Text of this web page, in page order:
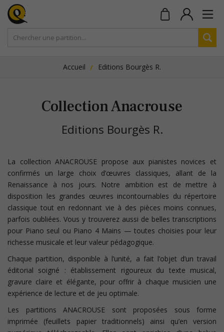
Accueil Editions Bourgès R.
Collection Anacrouse
Editions Bourgès R.
La collection ANACROUSE propose aux pianistes novices et
confirmés un large choix d’œuvres classiques, allant de la
Renaissance à nos jours. Notre ambition est de mettre à
disposition les grandes œuvres incontournables du répertoire
classique tout en redonnant vie à des pièces moins connues,
parfois oubliées. Vous y trouverez aussi de belles transcriptions
pour Piano seul ou Piano 4 Mains — toutes choisies pour leur
richesse musicale et leur valeur pédagogique.
Chaque partition, disponible à l’unité, a fait l’objet d’un travail
éditorial soigné : établissement rigoureux du texte musical,
gravure claire et élégante, pour offrir à chaque musicien une
expérience de lecture et de jeu optimale.
Les partitions ANACROUSE sont proposées sous forme
imprimée (feuillets papier traditionnels) ainsi qu’en version